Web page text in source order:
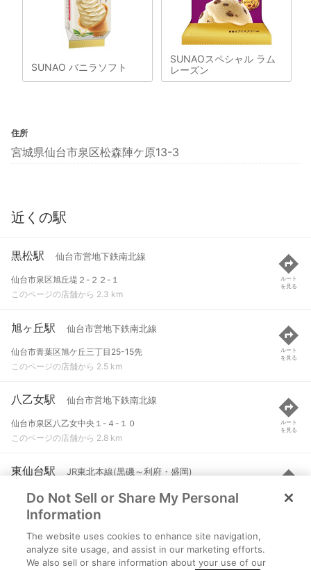
SUNAO バニラソフト
SUNAOスペシャル ラム
レーズン
住所
宮城県仙台市泉区松森陣ケ原13-3
近くの駅
黒松駅 仙台市営地下鉄南北線
仙台市泉区旭丘堤２-２２-１
このページの店舗から 2.3 km
ルート
を見る
旭ヶ丘駅 仙台市営地下鉄南北線
仙台市青葉区旭ケ丘三丁目25-15先
このページの店舗から 2.5 km
ルート
を見る
八乙女駅 仙台市営地下鉄南北線
仙台市泉区八乙女中央１-４-１０
このページの店舗から 2.8 km
ルート
を見る
東仙台駅 JR東北本線(黒磯～利府・盛岡)
仙台市宮城野区東仙台１丁目
このページの店舗から 2.8 km
ルート
を見る
台原駅 仙台市営地下鉄南北線
仙台市青葉区台原森林公園１-１
Do Not Sell or Share My Personal
Information
The website uses cookies to enhance site navigation,
analyze site usage, and assist in our marketing efforts.
We also sell or share information about your use of our